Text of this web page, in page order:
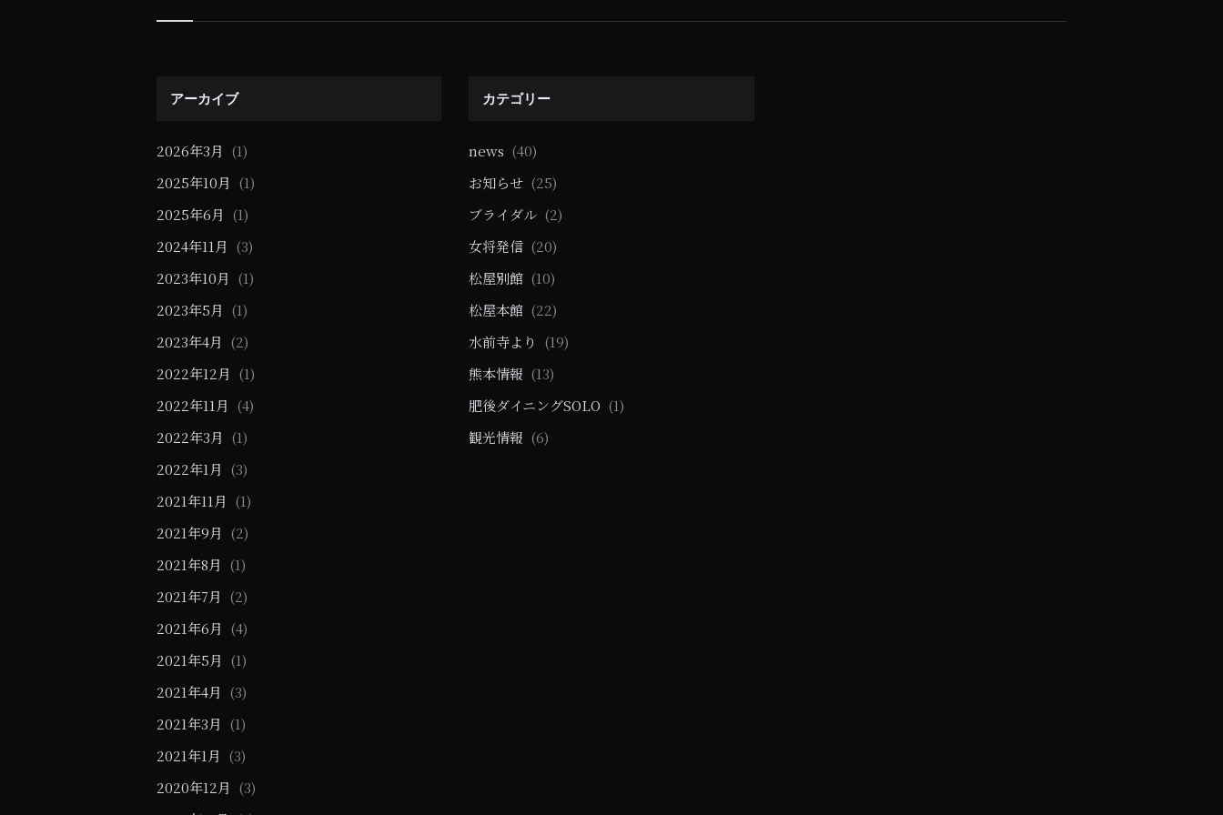
Widgets
アーカイブ
2026年3月 (1)
2025年10月 (1)
2025年6月 (1)
2024年11月 (3)
2023年10月 (1)
2023年5月 (1)
2023年4月 (2)
2022年12月 (1)
2022年11月 (4)
2022年3月 (1)
2022年1月 (3)
2021年11月 (1)
2021年9月 (2)
2021年8月 (1)
2021年7月 (2)
2021年6月 (4)
2021年5月 (1)
2021年4月 (3)
2021年3月 (1)
2021年1月 (3)
2020年12月 (3)
カテゴリー
news (40)
お知らせ (25)
ブライダル (2)
女将発信 (20)
松屋別館 (10)
松屋本館 (22)
水前寺より
(19)
熊本情報 (13)
肥後ダイニングSOLO (1)
観光情報 (6)